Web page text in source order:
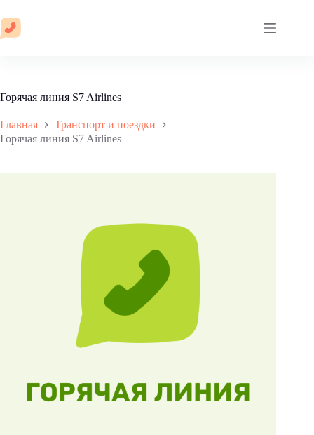
к
сути
Горячая линия S7 Airlines
Главная
Транспорт и поездки
Горячая линия S7 Airlines